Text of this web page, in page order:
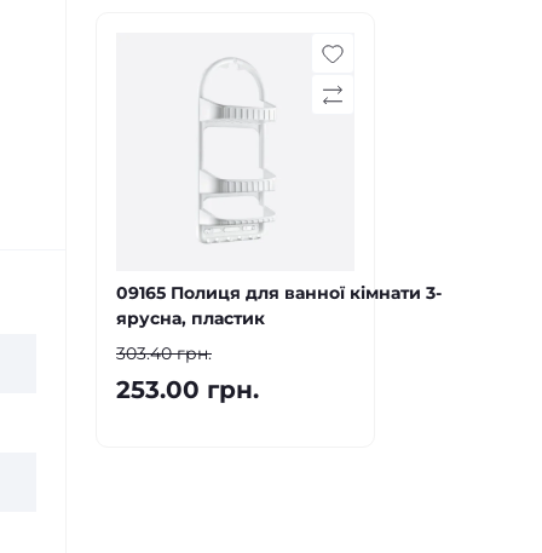
09165 Полиця для ванної кімнати 3-
ярусна, пластик
303.40 грн.
253.00 грн.